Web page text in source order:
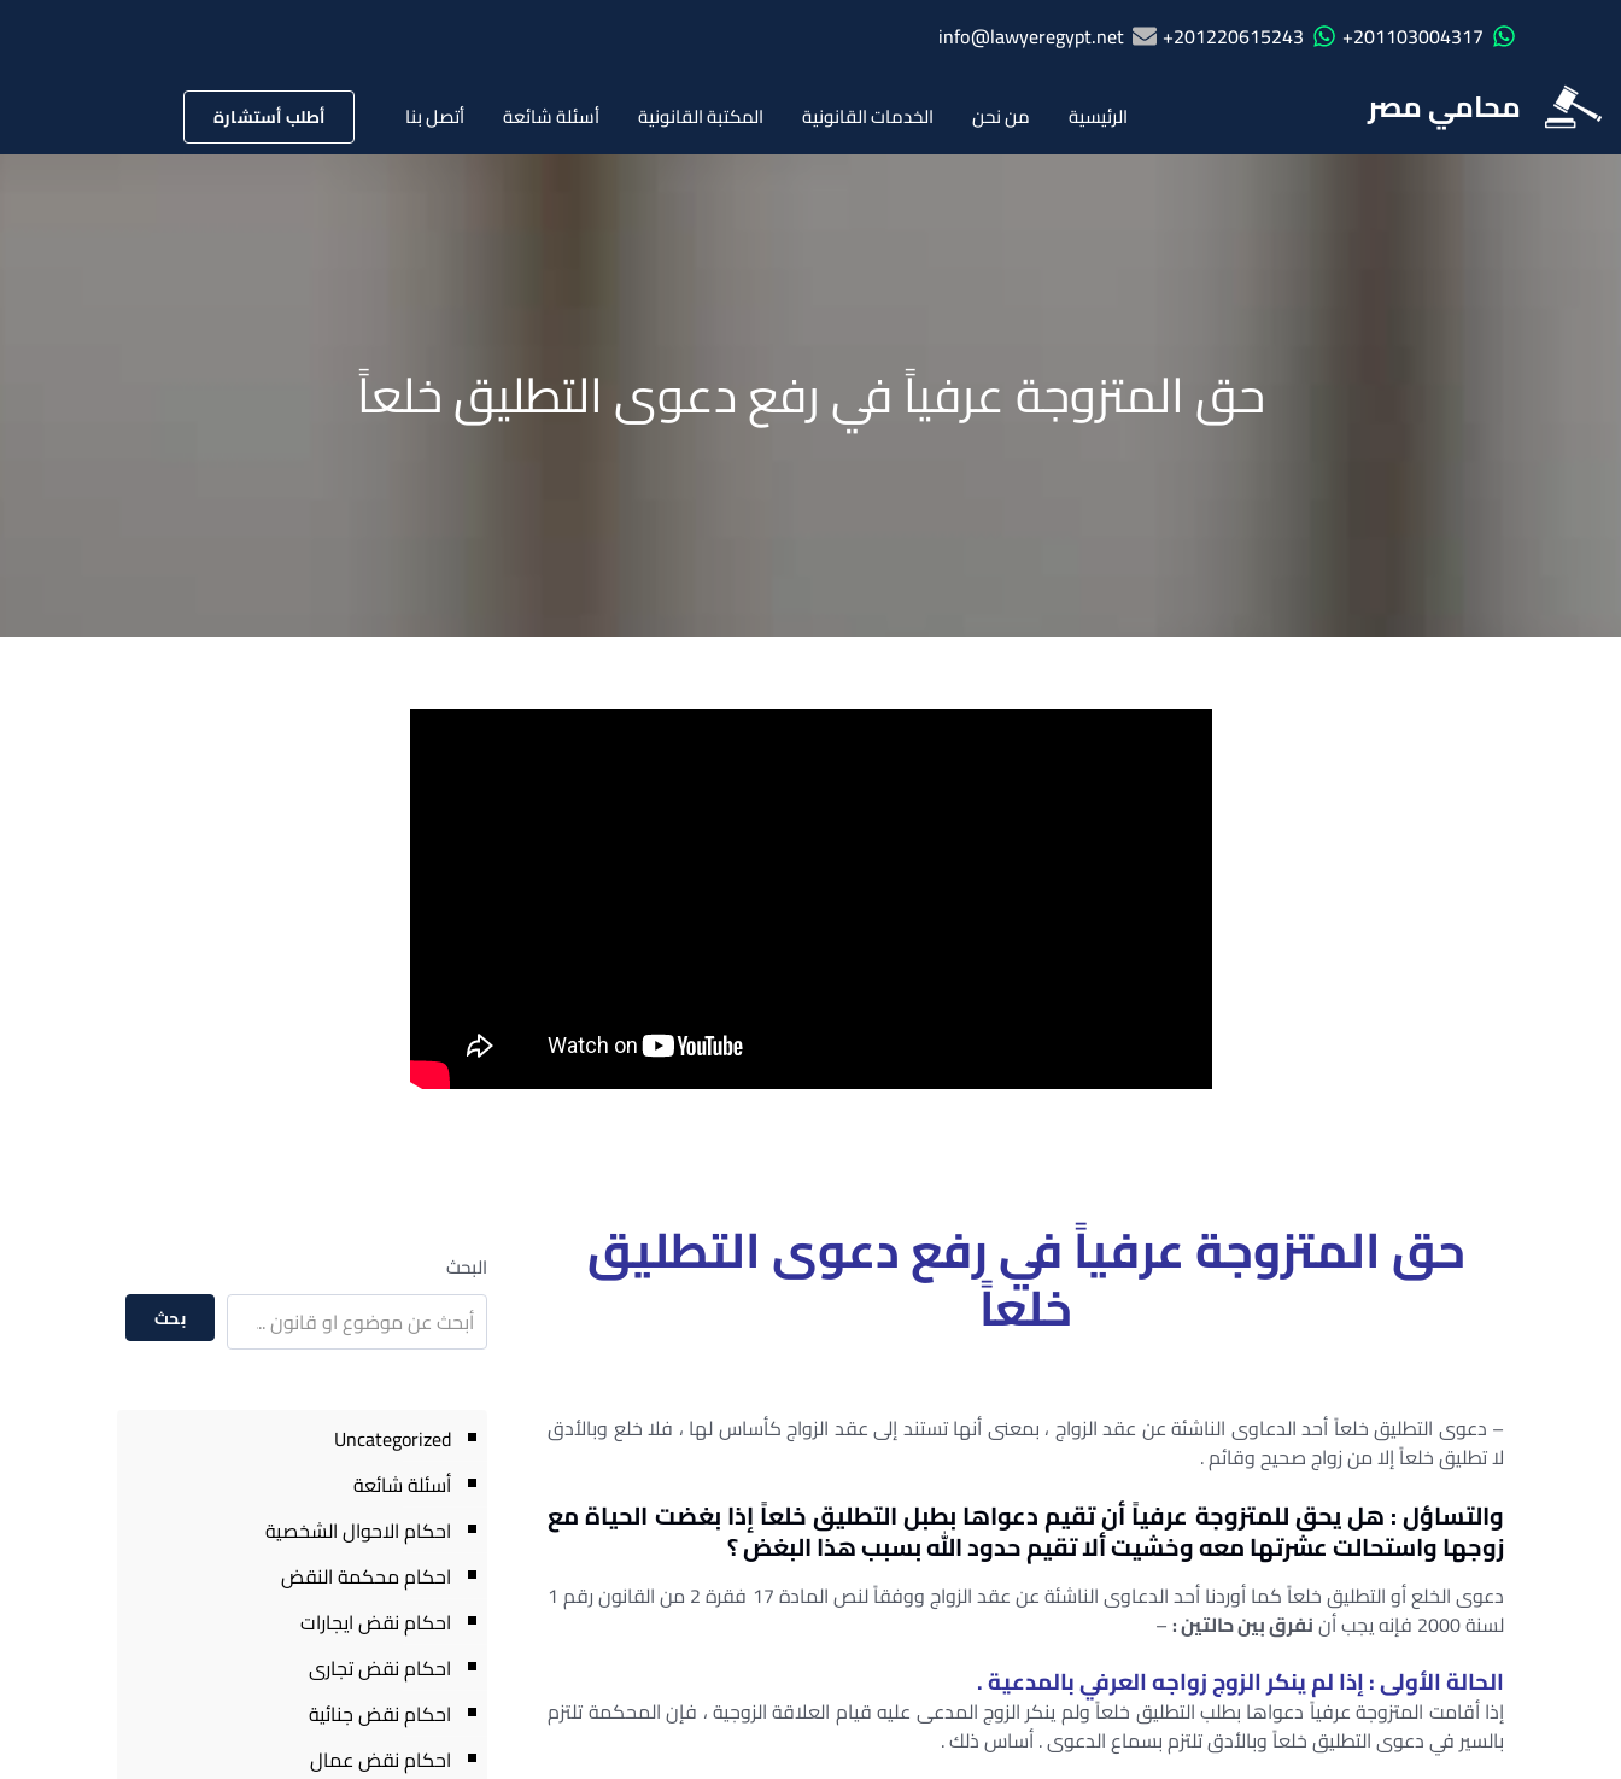
201103004317+
201220615243+
info@lawyeregypt.net
محامي مصر الرئيسية من نحن الخدمات القانونية المكتبة القانونية أسئلة شائعة أتصل بنا أطلب أستشارة
حق المتزوجة عرفياً في رفع دعوى التطليق خلعاً
حق المتزوجة عرفياً في رفع دعوى التطليق
خلعاً
– دعوى التطليق خلعاً أحد الدعاوى الناشئة عن عقد الزواج ، بمعنى أنها تستند إلى عقد الزواج كأساس لها ، فلا خلع وبالأدق
لا تطليق خلعاً إلا من زواج صحيح وقائم .
والتساؤل : هل يحق للمتزوجة عرفياً أن تقيم دعواها بطبل التطليق خلعاً إذا بغضت الحياة مع
زوجها واستحالت عشرتها معه وخشيت ألا تقيم حدود الله بسبب هذا البغض ؟
دعوى الخلع أو التطليق خلعاً كما أوردنا أحد الدعاوى الناشئة عن عقد الزواج ووفقاً لنص المادة 17 فقرة 2 من القانون رقم 1
لسنة 2000 فإنه يجب أن
نفرق بين حالتين :–
الحالة الأولى : إذا لم ينكر الزوج زواجه العرفي بالمدعية .
إذا أقامت المتزوجة عرفياً دعواها بطلب التطليق خلعاً ولم ينكر الزوج المدعى عليه قيام العلاقة الزوجية ، فإن المحكمة تلتزم
بالسير في دعوى التطليق خلعاً وبالأدق تلتزم بسماع الدعوى . أساس ذلك .
البحث
بحث
Uncategorized
أسئلة شائعة
احكام الاحوال الشخصية
احكام محكمة النقض
احكام نقض ايجارات
احكام نقض تجارى
احكام نقض جنائية
احكام نقض عمال